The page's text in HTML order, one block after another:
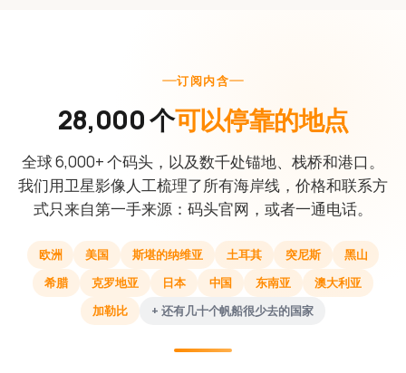
订阅内含
28,000 个可以停靠的地点
全球 6,000+ 个码头，以及数千处锚地、栈桥和港口。
我们用卫星影像人工梳理了所有海岸线，价格和联系方
式只来自第一手来源：码头官网，或者一通电话。
欧洲 美国 斯堪的纳维亚 土耳其 突尼斯
黑山
希腊
克罗地亚 日本 中国 东南亚
澳大利亚
加勒比
+ 还有几十个帆船很少去的国家